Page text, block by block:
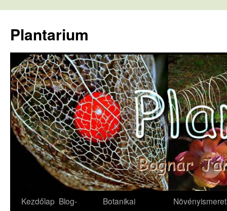
tartalomba
Plantarium
Kezdőlap Blog-
Botanikai
Növényismeret